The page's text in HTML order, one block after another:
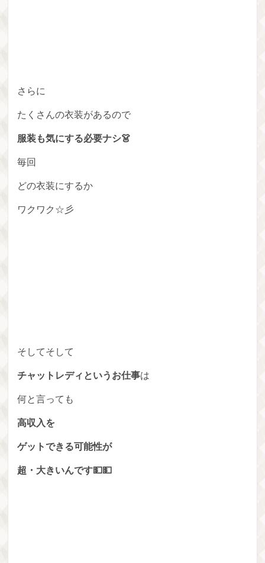
さらに
たくさんの衣装があるので
服装も気にする必要ナシ👗
毎回
どの衣装にするか
ワクワク☆彡
そしてそして
チャットレディというお仕事は
何と言っても
高収入を
ゲットできる可能性が
超・大きいんです💵💵